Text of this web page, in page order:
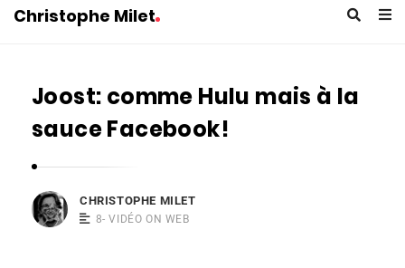
Christophe Milet
Joost: comme Hulu mais à la
sauce Facebook!
CHRISTOPHE MILET
8- VIDÉO ON WEB